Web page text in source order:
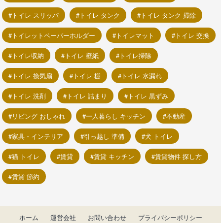
トイレ スリッパ トイレ タンク トイレ タンク 掃除
トイレットペーパーホルダー トイレマット トイレ 交換
トイレ収納 トイレ 壁紙 トイレ掃除
トイレ 換気扇 トイレ 棚 トイレ 水漏れ
トイレ 洗剤 トイレ 詰まり トイレ 黒ずみ
リビング おしゃれ 一人暮らし キッチン 不動産
家具・インテリア 引っ越し 準備 犬 トイレ
猫 トイレ 賃貸 賃貸 キッチン 賃貸物件 探し方
賃貸 節約
ホーム 運営会社 お問い合わせ プライバシーポリシー